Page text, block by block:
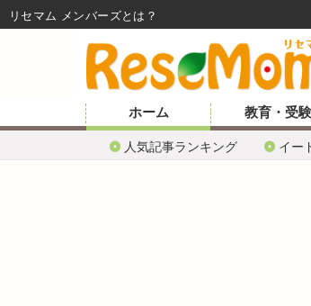
ホーム
人気記事ランキング イー
教育・受験
リセマム メンバーズ